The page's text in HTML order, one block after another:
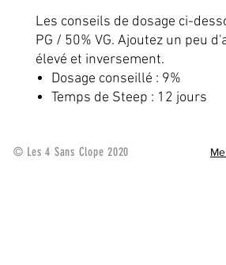
Les conseils de dosage ci-
PG / 50% VG. Ajoutez un peu
élevé et inversement.
Dosage conseillé : 9%
Temps de Steep : 12 jours
© Les 4 Sans Clope 2020